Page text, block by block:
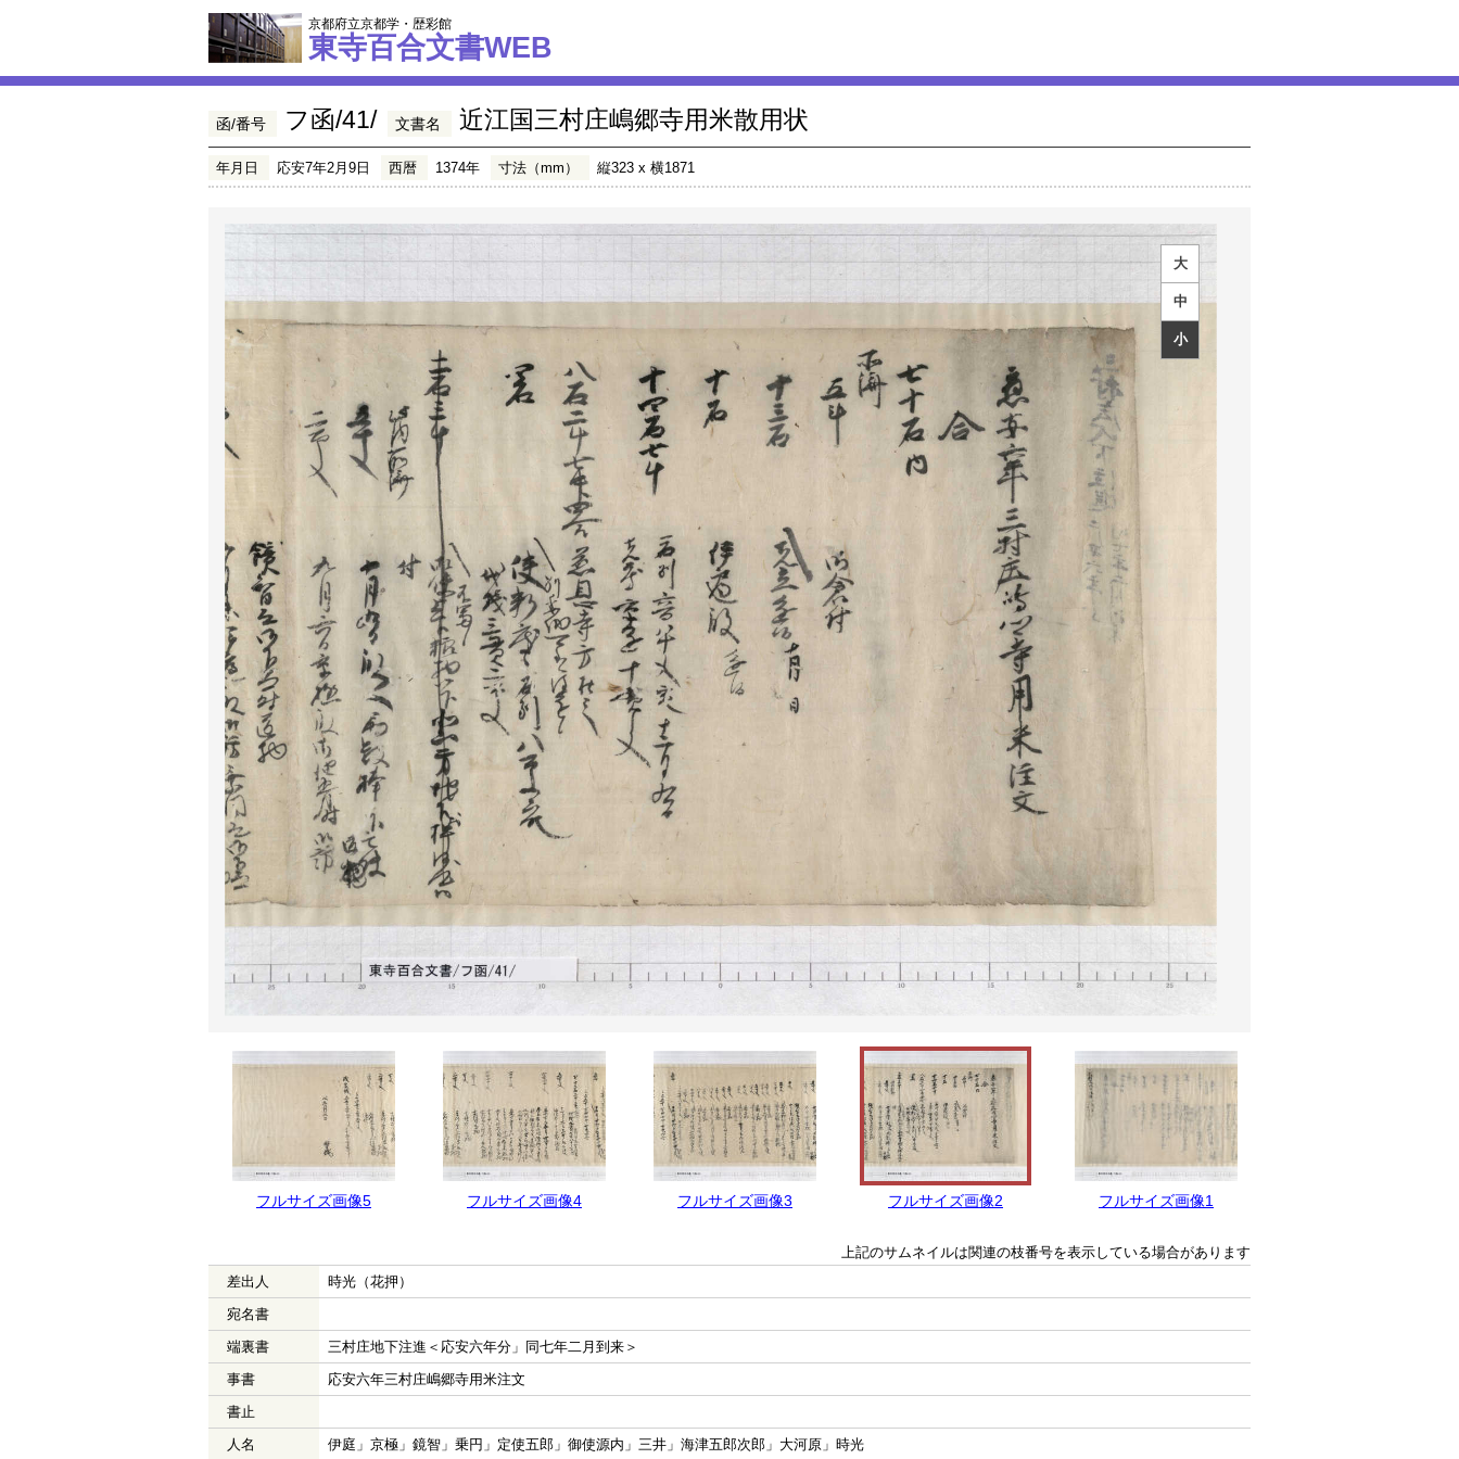
京都府立京都学・歴彩館
東寺百合文書WEB
函/番号 フ函/41/ 文書名 近江国三村庄嶋郷寺用米散用状
年月日 応安7年2月9日 西暦 1374年 寸法（mm） 縦323 x 横1871
大
中
小
フルサイズ画像5 フルサイズ画像4 フルサイズ画像3 フルサイズ画像2 フルサイズ画像1
上記のサムネイルは関連の枝番号を表示している場合があります
差出人
時光（花押）
宛名書
端裏書
三村庄地下注進＜応安六年分」同七年二月到来＞
事書
応安六年三村庄嶋郷寺用米注文
書止
人名
伊庭」京極」鏡智」乗円」定使五郎」御使源内」三井」海津五郎次郎」大河原」時光